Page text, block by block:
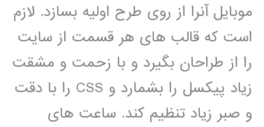
موبایل آنرا از روی طرح اولیه بسازد. لازم
است که قالب های هر قسمت از سایت
را از طراحان بگیرد و با زحمت و مشقت
زیاد پیکسل را بشمارد و CSS را با دقت
و صبر زیاد تنظیم کند. ساعت های